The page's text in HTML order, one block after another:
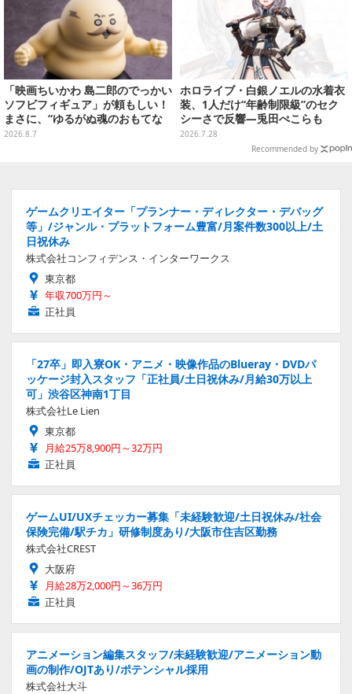
「映画ちいかわ 島二郎のでっかい
ソフビフィギュア」が頼もしい！
まさに、“ゆるがぬ魂のおもてな
し”
2026.8.7
ホロライブ・白銀ノエルの水着衣
装、1人だけ“年齢制限級”のセク
シーさで反響―兎田ぺこらも
「こ、こんなことが許されていい
のか？」と興奮隠せず
2026.7.28
Recommended by
ゲームクリエイター「プランナー・ディレクター・デバッグ
等」/ジャンル・プラットフォーム豊富/月案件数300以上/土
日祝休み
株式会社コンフィデンス・インターワークス
東京都
年収700万円～
正社員
「27卒」即入寮OK・アニメ・映像作品のBlueray・DVDパ
ッケージ封入スタッフ「正社員/土日祝休み/月給30万以上
可」渋谷区神南1丁目
株式会社Le Lien
東京都
月給25万8,900円～32万円
正社員
ゲームUI/UXチェッカー募集「未経験歓迎/土日祝休み/社会
保険完備/駅チカ」研修制度あり/大阪市住吉区勤務
株式会社CREST
大阪府
月給28万2,000円～36万円
正社員
アニメーション編集スタッフ/未経験歓迎/アニメーション動
画の制作/OJTあり/ポテンシャル採用
株式会社大斗